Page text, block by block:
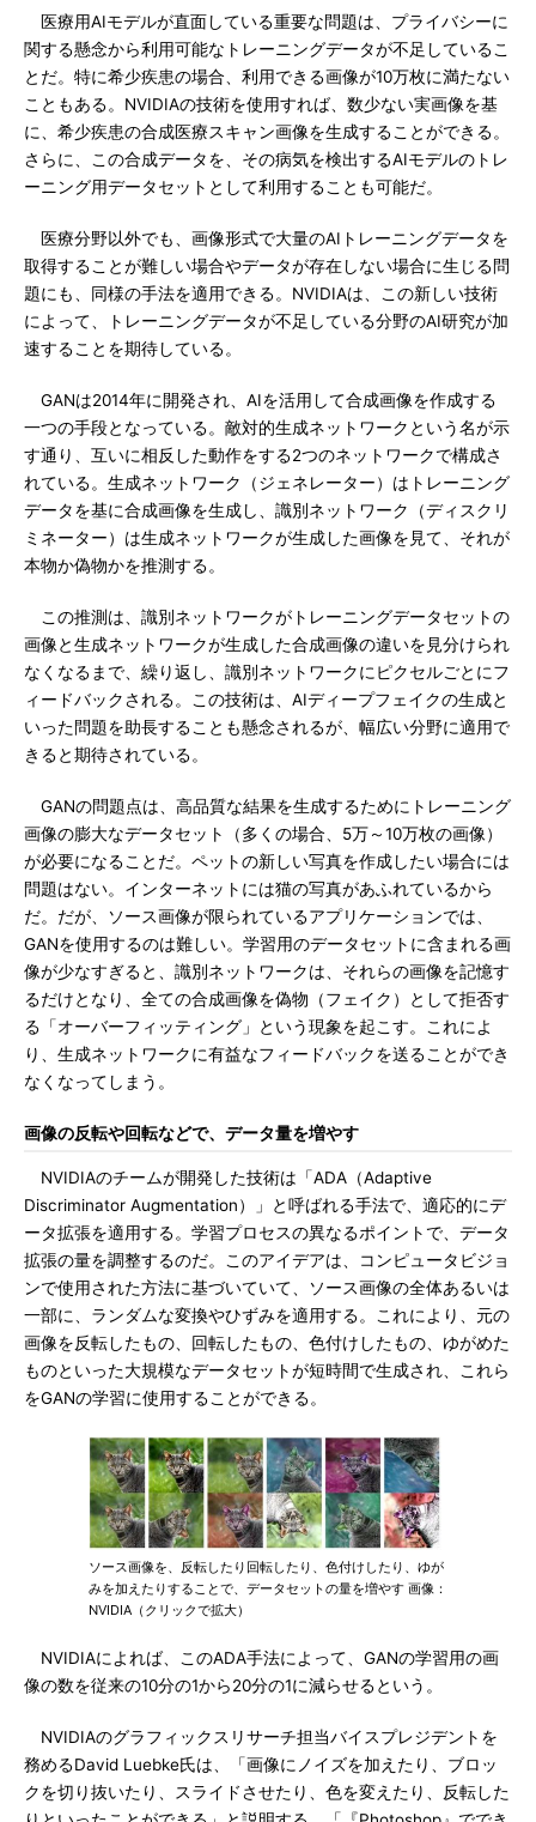
医療用AIモデルが直面している重要な問題は、プライバシーに
関する懸念から利用可能なトレーニングデータが不足しているこ
とだ。特に希少疾患の場合、利用できる画像が10万枚に満たない
こともある。NVIDIAの技術を使用すれば、数少ない実画像を基
に、希少疾患の合成医療スキャン画像を生成することができる。
さらに、この合成データを、その病気を検出するAIモデルのトレ
ーニング用データセットとして利用することも可能だ。
医療分野以外でも、画像形式で大量のAIトレーニングデータを
取得することが難しい場合やデータが存在しない場合に生じる問
題にも、同様の手法を適用できる。NVIDIAは、この新しい技術
によって、トレーニングデータが不足している分野のAI研究が加
速することを期待している。
GANは2014年に開発され、AIを活用して合成画像を作成する
一つの手段となっている。敵対的生成ネットワークという名が示
す通り、互いに相反した動作をする2つのネットワークで構成さ
れている。生成ネットワーク（ジェネレーター）はトレーニング
データを基に合成画像を生成し、識別ネットワーク（ディスクリ
ミネーター）は生成ネットワークが生成した画像を見て、それが
本物か偽物かを推測する。
この推測は、識別ネットワークがトレーニングデータセットの
画像と生成ネットワークが生成した合成画像の違いを見分けられ
なくなるまで、繰り返し、識別ネットワークにピクセルごとにフ
ィードバックされる。この技術は、AIディープフェイクの生成と
いった問題を助長することも懸念されるが、幅広い分野に適用で
きると期待されている。
GANの問題点は、高品質な結果を生成するためにトレーニング
画像の膨大なデータセット（多くの場合、5万～10万枚の画像）
が必要になることだ。ペットの新しい写真を作成したい場合には
問題はない。インターネットには猫の写真があふれているから
だ。だが、ソース画像が限られているアプリケーションでは、
GANを使用するのは難しい。学習用のデータセットに含まれる画
像が少なすぎると、識別ネットワークは、それらの画像を記憶す
るだけとなり、全ての合成画像を偽物（フェイク）として拒否す
る「オーバーフィッティング」という現象を起こす。これによ
り、生成ネットワークに有益なフィードバックを送ることができ
なくなってしまう。
画像の反転や回転などで、データ量を増やす
NVIDIAのチームが開発した技術は「ADA（Adaptive
Discriminator Augmentation）」と呼ばれる手法で、適応的にデ
ータ拡張を適用する。学習プロセスの異なるポイントで、データ
拡張の量を調整するのだ。このアイデアは、コンピュータビジョ
ンで使用された方法に基づいていて、ソース画像の全体あるいは
一部に、ランダムな変換やひずみを適用する。これにより、元の
画像を反転したもの、回転したもの、色付けしたもの、ゆがめた
ものといった大規模なデータセットが短時間で生成され、これら
をGANの学習に使用することができる。
ソース画像を、反転したり回転したり、色付けしたり、ゆが
みを加えたりすることで、データセットの量を増やす 画像：
NVIDIA（クリックで拡大）
NVIDIAによれば、このADA手法によって、GANの学習用の画
像の数を従来の10分の1から20分の1に減らせるという。
NVIDIAのグラフィックスリサーチ担当バイスプレジデントを
務めるDavid Luebke氏は、「画像にノイズを加えたり、ブロッ
クを切り抜いたり、スライドさせたり、色を変えたり、反転した